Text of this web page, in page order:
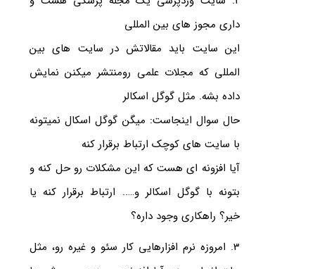
داری مجوز های بین المللی
این سایت باید مقالاتش در سایت های بین
المللی که مجلات علمی رومنتشر میکنن نمایش
داده بشه. مثل گوگل اسکالر
حال سوال اینجاست: میگن گوگل اسکال نمیتونه
با سایت های کوچک ارتباط برقرار کنه
آیا افزونه ای هست که این مشکلات رو حل کنه و
بتونه با گوگل اسکالر و….. ارتباط برقرار کنه یا
خیر؟ راهکاری وجود داره؟
3. امروزه نرم افزارهایی کار سئو و غیره رو، مثل